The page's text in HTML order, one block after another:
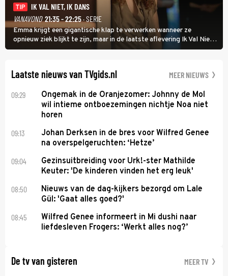
TIP
IK VAL NIET, IK DANS
VANAVOND 21:35 - 22:25· SERIE
Emma krijgt een gigantische klap te verwerken wanneer ze
opnieuw ziek blijkt te zijn, maar in de laatste aflevering Ik Val Niet,
Ik Dans laat ze zien dat ze niet van plan is op te geven, zelfs als ze
Laatste nieuws van TVgids.nl MEER NIEUWS
09:29
Ongemak in de Oranjezomer: Johnny de Mol
wil intieme ontboezemingen nichtje Noa niet
horen
09:13
Johan Derksen in de bres voor Wilfred Genee
na overspelgeruchten: ‘Hetze’
09:04
Gezinsuitbreiding voor Urk!-ster Mathilde
Keuter: 'De kinderen vinden het erg leuk'
08:50
Nieuws van de dag-kijkers bezorgd om Lale
Gül: 'Gaat alles goed?'
08:45
Wilfred Genee informeert in Mi dushi naar
liefdesleven Frogers: ‘Werkt alles nog?’
De tv van gisteren MEER TV